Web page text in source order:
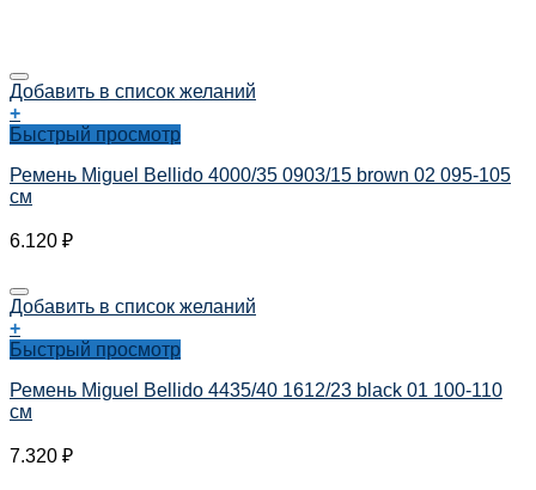
Добавить в список желаний
+
Быстрый просмотр
Ремень Miguel Bellido 4000/35 0903/15 brown 02 095-105
см
6.120 ₽
Добавить в список желаний
+
Быстрый просмотр
Ремень Miguel Bellido 4435/40 1612/23 black 01 100-110
см
7.320 ₽